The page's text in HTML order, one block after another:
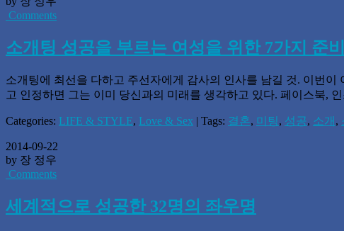
Comments
소개팅 성공을 부르는 여성을 위한 7가지 준
소개팅에 최선을 다하고 주선자에게 감사의 인사를 남길 것. 이번
고 인정하면 그는 이미 당신과의 미래를 생각하고 있다. 페이스북,
Categories: LIFE & STYLE, Love & Sex | Tags: 결혼, 미팅, 성공, 소개 ,
2014-09-22
by 장 정우
Comments
세계적으로 성공한 32명의 좌우명